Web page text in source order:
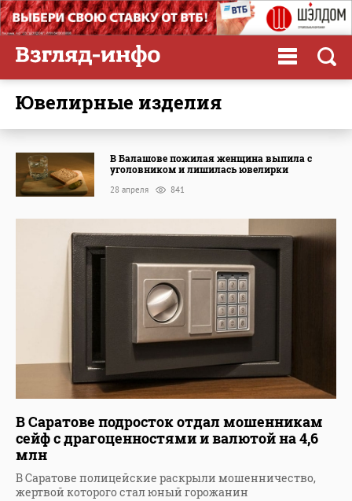
ювелирные изделия
В Балашове пожилая женщина выпила с
уголовником и лишилась ювелирки
28 апреля 841
В Саратове подросток отдал мошенникам
сейф с драгоценностями и валютой на 4,6
млн
В Саратове полицейские раскрыли мошенничество,
жертвой которого стал юный горожанин